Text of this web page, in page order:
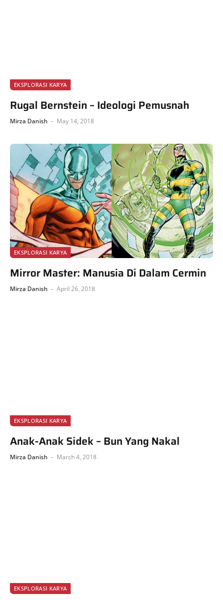
EKSPLORASI KARYA
Rugal Bernstein – Ideologi Pemusnah
Mirza Danish May 14, 2018
EKSPLORASI KARYA
Mirror Master: Manusia Di Dalam Cermin
Mirza Danish April 26, 2018
EKSPLORASI KARYA
Anak-Anak Sidek – Bun Yang Nakal
Mirza Danish March 4, 2018
EKSPLORASI KARYA